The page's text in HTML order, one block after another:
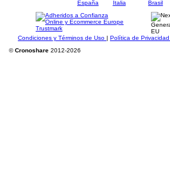
Condiciones y Términos de Uso | Política de Privacidad
©Cronoshare 2012-2026